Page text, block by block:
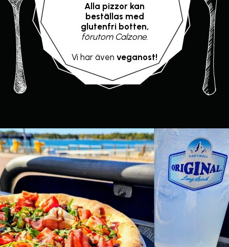
Alla pizzor kan
beställas med
glutenfri botten,
förutom Calzone.
Vi har även veganost!